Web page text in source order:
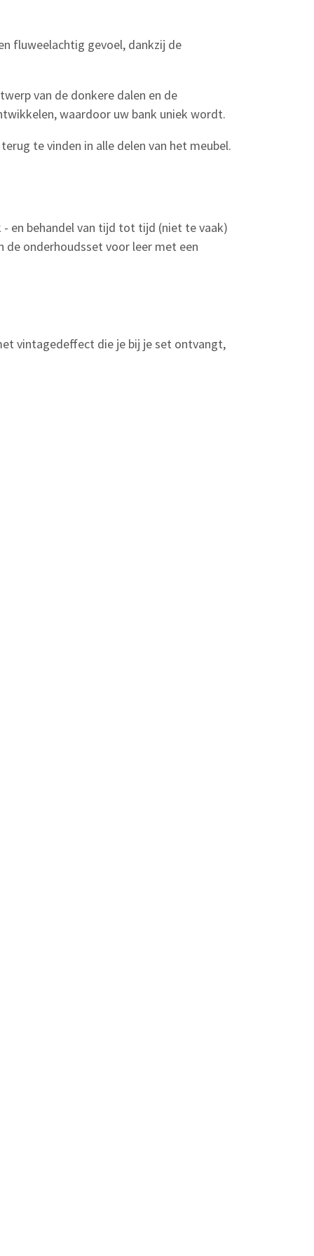
fluweelachtig gevoel, dankzij de
van de donkere dalen en de
waardoor uw bank uniek wordt.
te vinden in alle delen van het meubel.
en behandel van tijd tot tijd (niet te vaak)
de onderhoudsset voor leer met een
vintagedeffect die je bij je set ontvangt,